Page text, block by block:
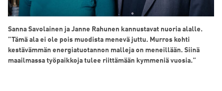
Sanna Savolainen ja Janne Rahunen kannustavat nuoria alalle.
”Tämä ala ei ole pois muodista menevä juttu. Murros kohti
kestävämmän energiatuotannon malleja on meneillään. Siinä
maailmassa työpaikkoja tulee riittämään kymmeniä vuosia.”